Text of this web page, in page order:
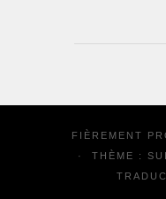
FIÈREMENT
·
THÈME :